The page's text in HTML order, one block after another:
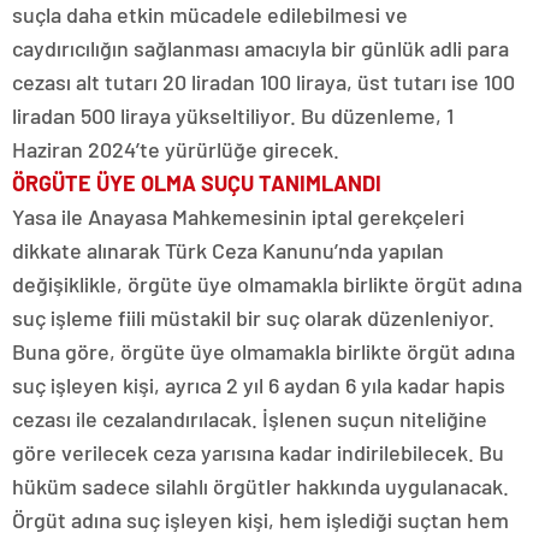
suçla daha etkin mücadele edilebilmesi ve
caydırıcılığın sağlanması amacıyla bir günlük adli para
cezası alt tutarı 20 liradan 100 liraya, üst tutarı ise 100
liradan 500 liraya yükseltiliyor. Bu düzenleme, 1
Haziran 2024’te yürürlüğe girecek.
ÖRGÜTE ÜYE OLMA SUÇU TANIMLANDI
Yasa ile Anayasa Mahkemesinin iptal gerekçeleri
dikkate alınarak Türk Ceza Kanunu’nda yapılan
değişiklikle, örgüte üye olmamakla birlikte örgüt adına
suç işleme fiili müstakil bir suç olarak düzenleniyor.
Buna göre, örgüte üye olmamakla birlikte örgüt adına
suç işleyen kişi, ayrıca 2 yıl 6 aydan 6 yıla kadar hapis
cezası ile cezalandırılacak. İşlenen suçun niteliğine
göre verilecek ceza yarısına kadar indirilebilecek. Bu
hüküm sadece silahlı örgütler hakkında uygulanacak.
Örgüt adına suç işleyen kişi, hem işlediği suçtan hem